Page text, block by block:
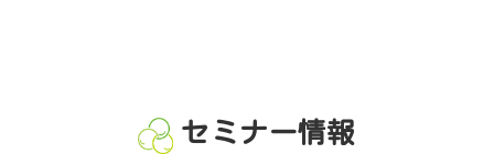
セミナー情報